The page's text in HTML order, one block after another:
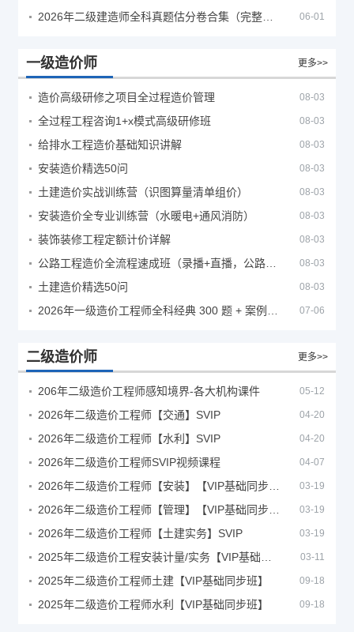
06-01
一级造价师 更多>>
造价高级研修之项目全过程造价管理 08-03
全过程工程咨询1+x模式高级研修班 08-03
给排水工程造价基础知识讲解 08-03
安装造价精选50问 08-03
土建造价实战训练营（识图算量清单组价） 08-03
安装造价全专业训练营（水暖电+通风消防） 08-03
装饰装修工程定额计价详解 08-03
08-03
土建造价精选50问 08-03
07-06
二级造价师 更多>>
206年二级造价工程师感知境界-各大机构课件 05-12
2026年二级造价工程师【交通】SVIP 04-20
2026年二级造价工程师【水利】SVIP 04-20
2026年二级造价工程师SVIP视频课程 04-07
03-19
03-19
2026年二级造价工程师【土建实务】SVIP 03-19
03-11
2025年二级造价工程师土建【VIP基础同步班】 09-18
2025年二级造价工程师水利【VIP基础同步班】 09-18